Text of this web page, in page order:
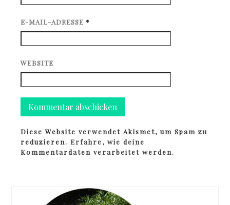
E-MAIL-ADRESSE *
WEBSITE
Diese Website verwendet Akismet, um Spam zu
reduzieren.Erfahre, wie deine
Kommentardaten verarbeitet werden.